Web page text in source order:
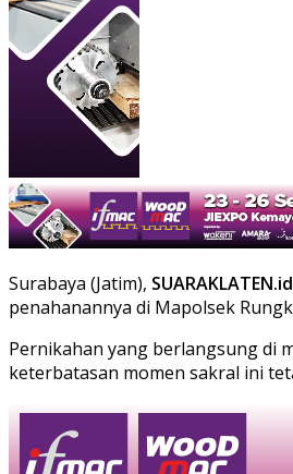
Surabaya (Jatim), SUARAKLATEN.id
penahanannya di Mapolsek
Pernikahan yang berlangsung di
keterbatasan momen sakral ini